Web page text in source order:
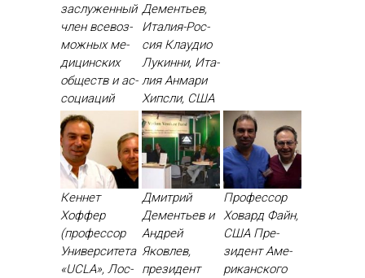
зас­лу­жен­ный
член все­воз­
можных ме­
дицин­ских
об­ществ и ас­
со­ци­аций
Де­менть­ев,
Ита­лия-Рос­
сия Кла­удио
Лу­кин­ни, Ита­
лия Ан­ма­ри
Хип­сли, США
Кеннет
Хоффер
(профессор
Университета
«UCLA», Лос-
Дмитрий
Дементьев и
Андрей
Яковлев,
президент
Профессор
Ховард Файн,
США Пре­
зидент Аме­
рикан­ско­го